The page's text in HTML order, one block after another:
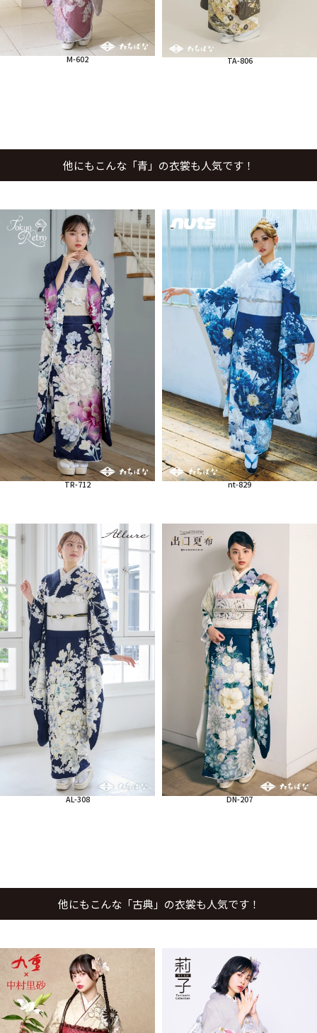
M-602 TA-806
他にもこんな「青」の衣裳も人気です！
TR-712 nt-829
AL-308 DN-207
他にもこんな「古典」の衣裳も人気です！